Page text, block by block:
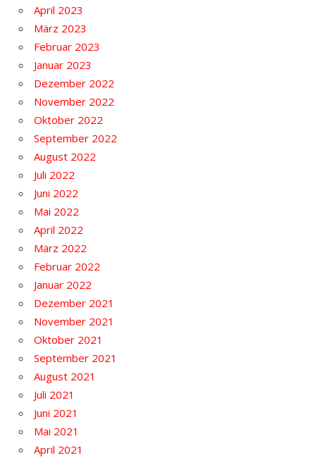
April 2023
März 2023
Februar 2023
Januar 2023
Dezember 2022
November 2022
Oktober 2022
September 2022
August 2022
Juli 2022
Juni 2022
Mai 2022
April 2022
März 2022
Februar 2022
Januar 2022
Dezember 2021
November 2021
Oktober 2021
September 2021
August 2021
Juli 2021
Juni 2021
Mai 2021
April 2021